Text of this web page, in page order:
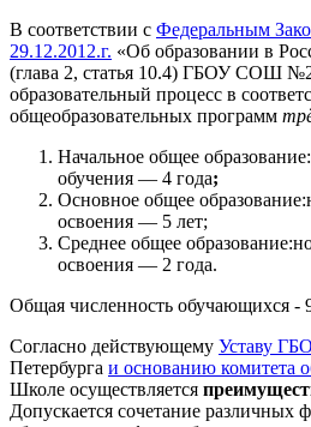
В соответствии с Федеральным
29.12.2012.г. «Об образовании в
(глава 2, статья 10.4) ГБОУ СОШ
образовательный процесс в
общеобразовательных программ
Начальное общее
обучения — 4 года;
Основное общее
освоения — 5 лет;
Среднее общее
освоения — 2 года.
Общая численность обучающихся -
Согласно действующему Уставу
Петербурга и основанию комитета
Школе осуществляется
Допускается сочетание различных